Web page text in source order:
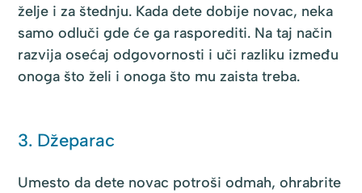
želje i za štednju. Kada dete dobije novac, neka
samo odluči gde će ga rasporediti. Na taj način
razvija osećaj odgovornosti i uči razliku između
onoga što želi i onoga što mu zaista treba.
3. Džeparac
Umesto da dete novac potroši odmah, ohrabrite